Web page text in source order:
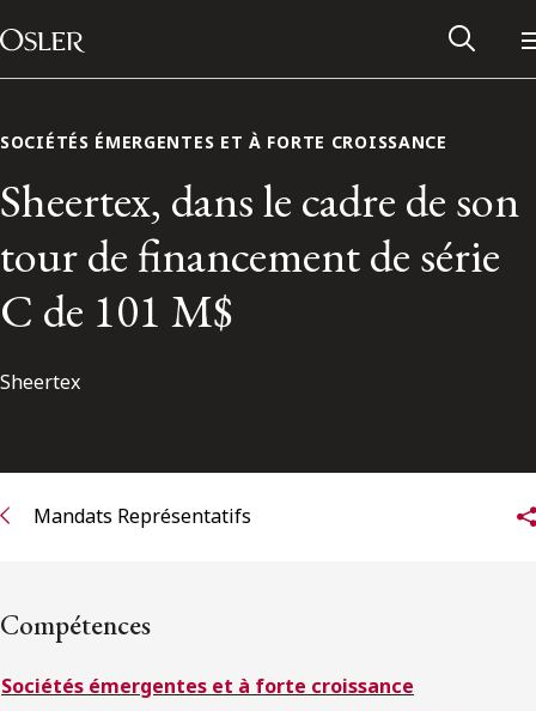
Passer au contenu
Main Navigation
S’abonner aux articles Osler
S’abonner
SOCIÉTÉS ÉMERGENTES ET À FORTE CROISSANCE
Sheertex, dans le cadre de son
tour de financement de série
C de 101 M$
Sheertex
Mandats Représentatifs
Compétences
Sociétés émergentes et à forte croissance